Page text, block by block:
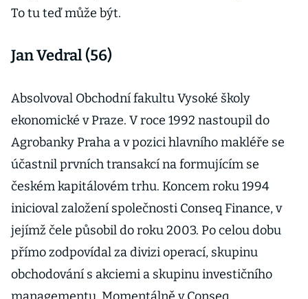
To tu teď může být.
Jan Vedral (56)
Absolvoval Obchodní fakultu Vysoké školy
ekonomické v Praze. V roce 1992 nastoupil do
Agrobanky Praha a v pozici hlavního makléře se
účastnil prvních transakcí na formujícím se
českém kapitálovém trhu. Koncem roku 1994
inicioval založení společnosti Conseq Finance, v
jejímž čele působil do roku 2003. Po celou dobu
přímo zodpovídal za divizi operací, skupinu
obchodování s akciemi a skupinu investičního